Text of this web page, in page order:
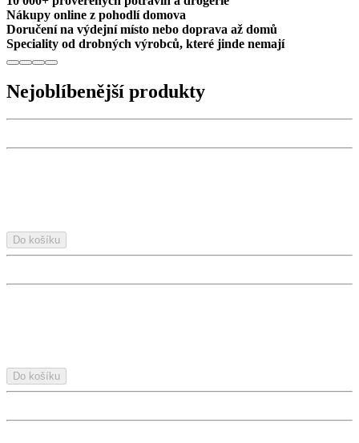
Nákupy online z pohodlí domova
Doručení na výdejní místo nebo doprava až domů
Speciality od drobných výrobců, které jinde nemají
Nejoblíbenější produkty
Do košíku
Do košíku